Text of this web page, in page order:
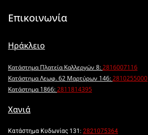
Επικοινωνία
Ηράκλειο
Κατάστημα Πλατεία Καλλεργών 8:2816007116
Κατάστημα Λεωφ. 62 Μαρτύρων 146:2810255000
Κατάστημα 1866:2811814395
Χανιά
Κατάστημα Κυδωνίας 131: 2821075364